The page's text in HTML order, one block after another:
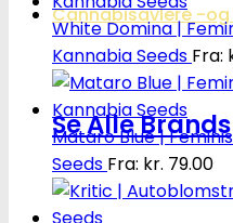
Cannabisavlere -
Se Alle Brands
White Domina |
Kannabia Seeds Fra:
Mataro Blue |
Seeds Fra: kr. 79.00